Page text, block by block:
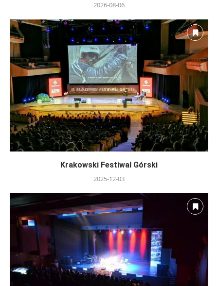
2026-08-06
Krakowski Festiwal Górski
2025-12-03